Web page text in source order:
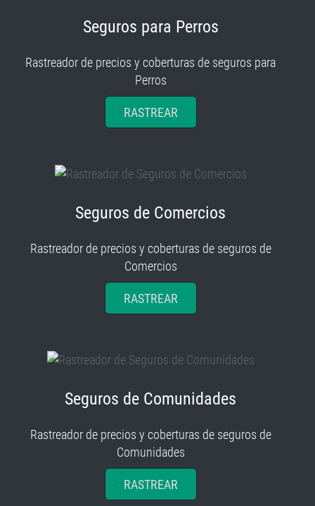
Seguros para Perros
Rastreador de precios y coberturas de seguros para
Perros
RASTREAR
Seguros de Comercios
Rastreador de precios y coberturas de seguros de
Comercios
RASTREAR
Seguros de Comunidades
Rastreador de precios y coberturas de seguros de
Comunidades
RASTREAR